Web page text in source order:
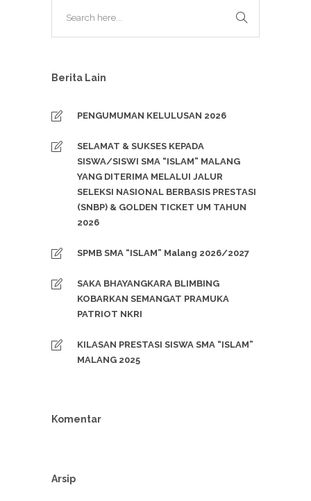
Berita Lain
PENGUMUMAN KELULUSAN 2026
SELAMAT & SUKSES KEPADA
SISWA/SISWI SMA “ISLAM” MALANG
YANG DITERIMA MELALUI JALUR
SELEKSI NASIONAL BERBASIS PRESTASI
(SNBP) & GOLDEN TICKET UM TAHUN
2026
SPMB SMA “ISLAM” Malang 2026/2027
SAKA BHAYANGKARA BLIMBING
KOBARKAN SEMANGAT PRAMUKA
PATRIOT NKRI
KILASAN PRESTASI SISWA SMA “ISLAM”
MALANG 2025
Komentar
Arsip